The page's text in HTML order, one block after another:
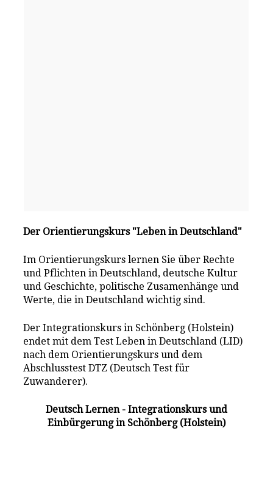
Der Orientierungskurs "Leben in Deutschland"
Im Orientierungskurs lernen Sie über Rechte
und Pflichten in Deutschland, deutsche Kultur
und Geschichte, politische Zusamenhänge und
Werte, die in Deutschland wichtig sind.
Der Integrationskurs in Schönberg (Holstein)
endet mit dem Test Leben in Deutschland (LID)
nach dem Orientierungskurs und dem
Abschlusstest DTZ (Deutsch Test für
Zuwanderer).
Deutsch Lernen - Integrationskurs und
Einbürgerung in Schönberg (Holstein)